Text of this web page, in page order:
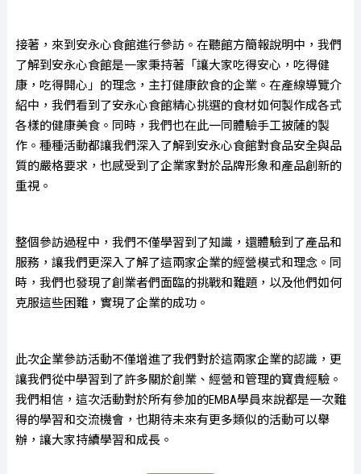
接著，來到安永心食館進行參訪。在聽館方簡報說明中，我們
了解到安永心食館是一家秉持著「讓大家吃得安心，吃得健
康，吃得開心」的理念，主打健康飲食的企業。在產線導覽介
紹中，我們看到了安永心食館精心挑選的食材如何製作成各式
各樣的健康美食。同時，我們也在此一同體驗手工披薩的製
作。種種活動都讓我們深入了解到安永心食館對食品安全與品
質的嚴格要求，也感受到了企業家對於品牌形象和產品創新的
重視。
整個參訪過程中，我們不僅學習到了知識，還體驗到了產品和
服務，讓我們更深入了解了這兩家企業的經營模式和理念。同
時，我們也發現了創業者們面臨的挑戰和難題，以及他們如何
克服這些困難，實現了企業的成功。
此次企業參訪活動不僅增進了我們對於這兩家企業的認識，更
讓我們從中學習到了許多關於創業、經營和管理的寶貴經驗。
我們相信，這次活動對於所有參加的EMBA學員來說都是一次難
得的學習和交流機會，也期待未來有更多類似的活動可以舉
辦，讓大家持續學習和成長。